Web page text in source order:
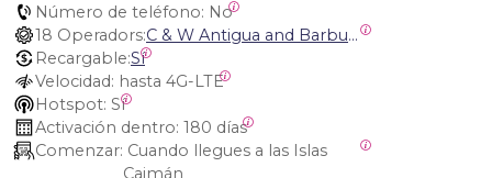
Número de teléfono: No
18 Operadors:
C & W Antigua and Barbuda, Cable and Wireless Anguilla, Cable & Wireless - LIME, Setel Netherlands Antilles, BTC Bahamas, C&W (Flow), Claro, Bouygues/DigiCel, Dauphin, Free, Cable & Wireless Jamaica, Cable & Wireless Saint Kitts and Nevis, Cable & Wireless Saint Lucia, Cable & Wireless Montserrat, Liberty, Telephone Company Puerto Rico , Cable & Wireless, C & W Saint Vincent and Grenadines
Recargable:Sí
Velocidad: hasta 4G-LTE
Hotspot: Sí
Activación dentro: 180 días
Comenzar:
Caimán